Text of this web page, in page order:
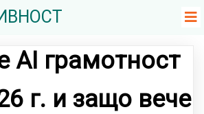
AI грамотност
г. и защо вече